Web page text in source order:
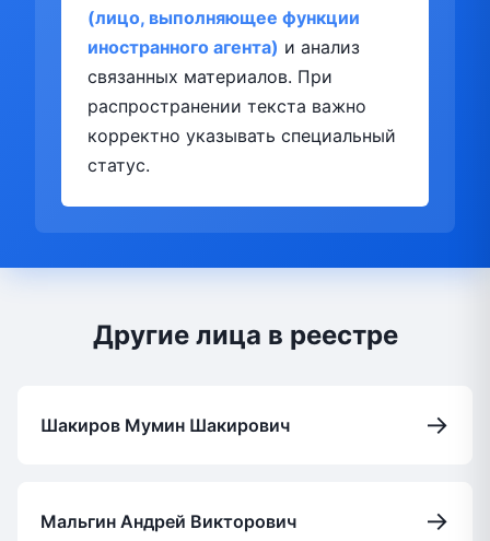
(лицо, выполняющее функции
иностранного агента) и анализ
связанных материалов. При
распространении текста важно
корректно указывать специальный
статус.
Другие лица в реестре
Шакиров Мумин Шакирович →
Мальгин Андрей Викторович →